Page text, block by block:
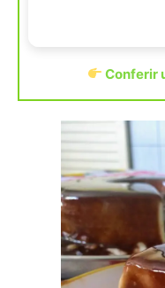
Conferir